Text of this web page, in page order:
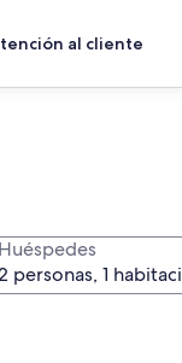
al cliente
Huéspedes